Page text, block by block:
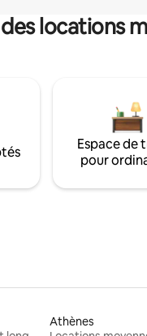
locations
Espace de
pour
Athènes